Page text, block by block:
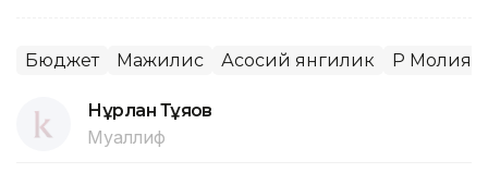
Бюджет Мажилис Асосий янгилик ҚР Молия
Нұрлан Тұяқов
Муаллиф